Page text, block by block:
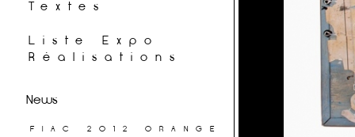
Textes
Liste Expo
Réalisations
News
FIAC 2012 ORANGE